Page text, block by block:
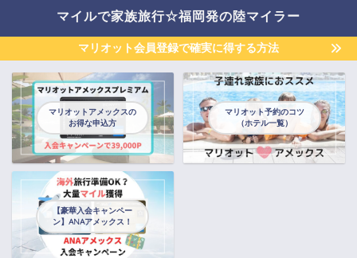
マイルで家族旅行☆福岡発の陸マイラー
マリオット会員登録で確実に得する方法
マリオットアメックスの
お得な申込方
マリオット予約のコツ
（ホテル一覧）
【豪華入会キャンペー
ン】ANAアメックス！